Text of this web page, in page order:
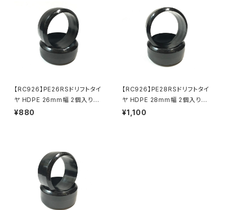
【RC926】PE26RSドリフトタイ
ヤ HDPE 26mm幅 2個入り
KN-DT11PE26
¥880
【RC926】PE28RSドリフトタイ
ヤ HDPE 28mm幅 2個入り
KN-DT11PE28
¥1,100